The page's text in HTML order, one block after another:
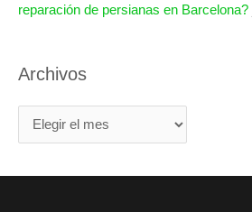
reparación de persianas en Barcelona?
Archivos